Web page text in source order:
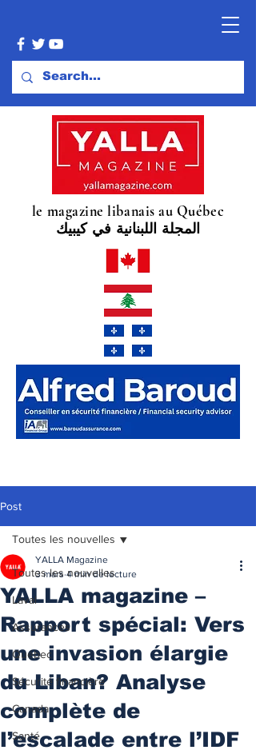
le magazine libanais au Québec
المجلة اللبنانية في كيبيك
Post
Toutes les nouvelles
Laval
Assurances
Québec
Sécurité financière
Canada
Santé
Toutes les nouvelles
YALLA magazine –
Rapport spécial: Vers
une invasion élargie
du Liban? Analyse
complète de
l’escalade entre l’IDF
YALLA Magazine
3 mars 4 min de lecture